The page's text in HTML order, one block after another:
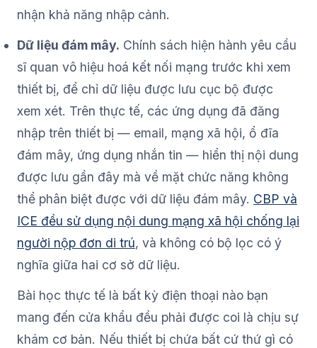
nhận khả năng nhập cảnh.
Dữ liệu đám mây. Chính sách hiện hành yêu cầu
sĩ quan vô hiệu hoá kết nối mạng trước khi xem
thiết bị, để chỉ dữ liệu được lưu cục bộ được
xem xét. Trên thực tế, các ứng dụng đã đăng
nhập trên thiết bị — email, mạng xã hội, ổ đĩa
đám mây, ứng dụng nhắn tin — hiển thị nội dung
được lưu gần đây mà về mặt chức năng không
thể phân biệt được với dữ liệu đám mây. CBP và
ICE đều sử dụng nội dung mạng xã hội chống lại
người nộp đơn di trú, và không có bộ lọc có ý
nghĩa giữa hai cơ sở dữ liệu.
Bài học thực tế là bất kỳ điện thoại nào bạn
mang đến cửa khẩu đều phải được coi là chịu sự
khám cơ bản. Nếu thiết bị chứa bất cứ thứ gì có